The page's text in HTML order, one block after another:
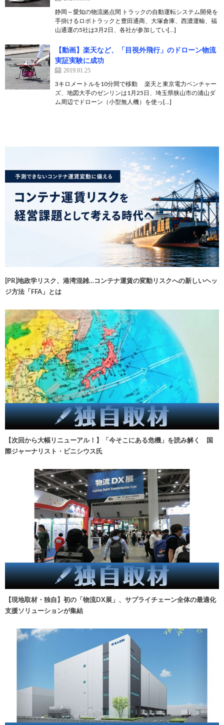
静岡～愛知の物流拠点間 トラックの自動運転システム開発を
手掛けるロボトラックと豊田通商、大塚倉庫、西濃運輸、福
山通運の5社は3月2日、各社が参加してい[…]
【動画】楽天など、「目視外飛行」のドローン物流
実証実験に成功
2019.01.25
3キロメートルを10分間で移動 楽天と東京電力ベンチャー
ズ、地図大手のゼンリンは1月25日、埼玉県狭山市の浦山ダ
ム周辺でドローン（小型無人機）を使っ[…]
[PR]地政学リスク、港湾混雑…コンテナ運賃の変動リスクへの新しいヘッ
ジ方法「FFA」とは
【次回から大幅リニューアル！】「今そこにある危機」を読み解く 国
際ジャーナリスト・ビニシウス氏
【現地取材・独自】初の「物流DX展」、サプライチェーン全体の最適化
支援ソリューションが集結